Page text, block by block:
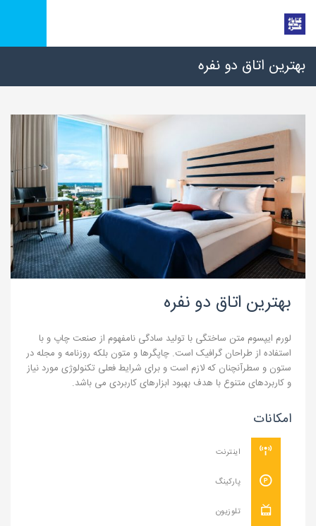
بهترین اتاق دو نفره
بهترین اتاق دو نفره
لورم ایپسوم متن ساختگی با تولید سادگی نامفهوم از صنعت چاپ و با
استفاده از طراحان گرافیک است. چاپگرها و متون بلکه روزنامه و مجله در
ستون و سطرآنچنان که لازم است و برای شرایط فعلی تکنولوژی مورد نیاز
و کاربردهای متنوع با هدف بهبود ابزارهای کاربردی می باشد.
امکانات
اینترنت
پارکینگ
تلوزیون